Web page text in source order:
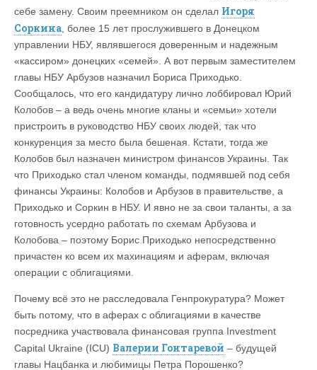
себе замену. Своим преемником он сделал Игоря
Соркина , более 15 лет прослужившего в Донецком
управлении НБУ, являвшегося доверенным и надежным
«кассиром» донецких «семей». А вот первым заместителем
главы НБУ Арбузов назначил Бориса Приходько.
Сообщалось, что его кандидатуру лично лоббировал Юрий
Колобов – а ведь очень многие кланы и «семьи» хотели
пристроить в руководство НБУ своих людей, так что
конкуренция за место была бешеная. Кстати, тогда же
Колобов был назначен министром финансов Украины. Так
что Приходько стал членом команды, подмявшей под себя
финансы Украины: Колобов и Арбузов в правительстве, а
Приходько и Соркин в НБУ. И явно не за свои таланты, а за
готовность усердно работать по схемам Арбузова и
Колобова – поэтому Борис Приходько непосредственно
причастен ко всем их махинациям и аферам, включая
операции с облигациями.
Почему всё это не расследовала Генпрокуратура? Может
быть потому, что в аферах с облигациями в качестве
посредника участвовала финансовая группа Investment
Capital Ukraine (ICU) Валерии Гонтаревой – будущей
главы Нацбанка и любимицы Петра Порошенко?